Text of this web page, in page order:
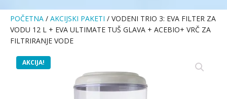
POČETNA / AKCIJSKI PAKETI / VODENI TRIO 3: EVA FILTER ZA
VODU 12 L + EVA ULTIMATE TUŠ GLAVA + ACEBIO+ VRČ ZA
FILTRIRANJE VODE
AKCIJA!